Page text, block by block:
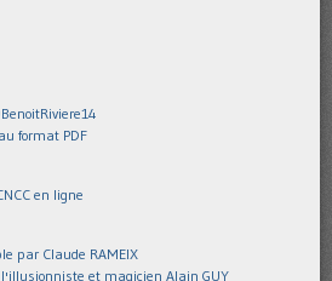
format PDF
en ligne
par Claude RAMEIX
et magicien Alain GUY